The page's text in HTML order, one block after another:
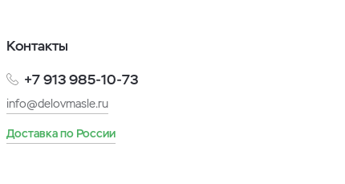
Контакты
+7 913 985-10-73
info@delovmasle.ru
Доставка по России